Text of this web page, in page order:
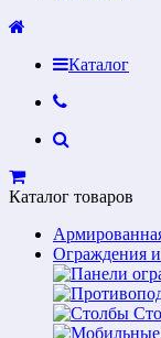
Каталог
Каталог товаров
Ограждения